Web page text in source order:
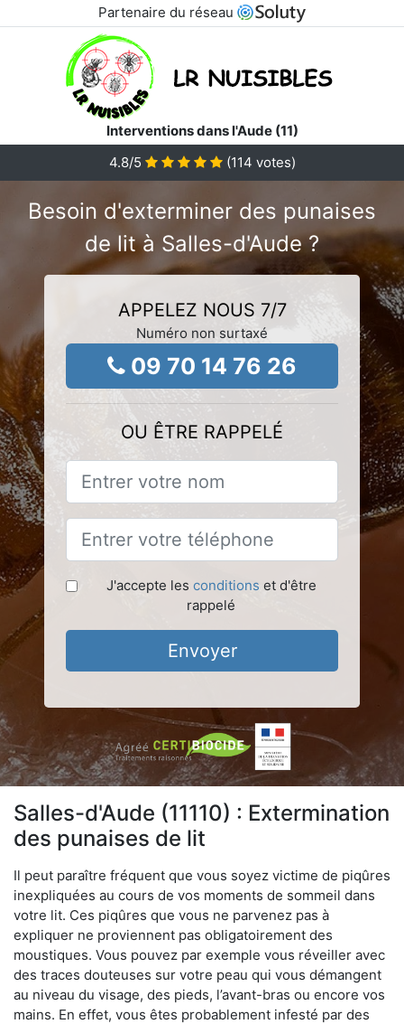
Partenaire du réseau
Interventions dans l'Aude (11)
4.8/5 (114 votes)
Besoin d'exterminer des punaises
de lit à Salles-d'Aude ?
APPELEZ NOUS 7/7
Numéro non surtaxé
09 70 14 76 26
OU ÊTRE RAPPELÉ
J'accepte les conditions et d'être
rappelé
Envoyer
Salles-d'Aude (11110) : Extermination
des punaises de lit
Il peut paraître fréquent que vous soyez victime de piqûres
inexpliquées au cours de vos moments de sommeil dans
votre lit. Ces piqûres que vous ne parvenez pas à
expliquer ne proviennent pas obligatoirement des
moustiques. Vous pouvez par exemple vous réveiller avec
des traces douteuses sur votre peau qui vous démangent
au niveau du visage, des pieds, l’avant-bras ou encore vos
mains. En effet, vous êtes probablement infesté par des